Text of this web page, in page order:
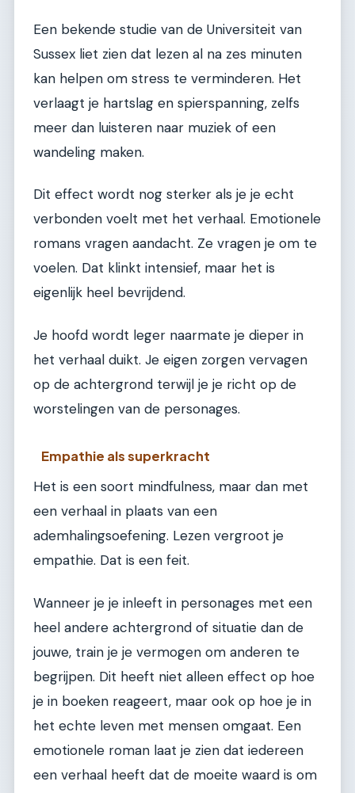
Een bekende studie van de Universiteit van
Sussex liet zien dat lezen al na zes minuten
kan helpen om stress te verminderen. Het
verlaagt je hartslag en spierspanning, zelfs
meer dan luisteren naar muziek of een
wandeling maken.
Dit effect wordt nog sterker als je je echt
verbonden voelt met het verhaal. Emotionele
romans vragen aandacht. Ze vragen je om te
voelen. Dat klinkt intensief, maar het is
eigenlijk heel bevrijdend.
Je hoofd wordt leger naarmate je dieper in
het verhaal duikt. Je eigen zorgen vervagen
op de achtergrond terwijl je je richt op de
worstelingen van de personages.
Empathie als superkracht
Het is een soort mindfulness, maar dan met
een verhaal in plaats van een
ademhalingsoefening. Lezen vergroot je
empathie. Dat is een feit.
Wanneer je je inleeft in personages met een
heel andere achtergrond of situatie dan de
jouwe, train je je vermogen om anderen te
begrijpen. Dit heeft niet alleen effect op hoe
je in boeken reageert, maar ook op hoe je in
het echte leven met mensen omgaat. Een
emotionele roman laat je zien dat iedereen
een verhaal heeft dat de moeite waard is om